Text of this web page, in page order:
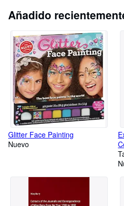
Ayuda
CERRAR
Añadido
Glitter Face Painting
Nuevo